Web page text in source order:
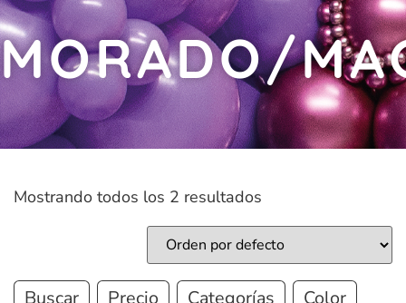
MORADO/
Mostrando todos los 2 resultados
Buscar Precio Categorías
Color